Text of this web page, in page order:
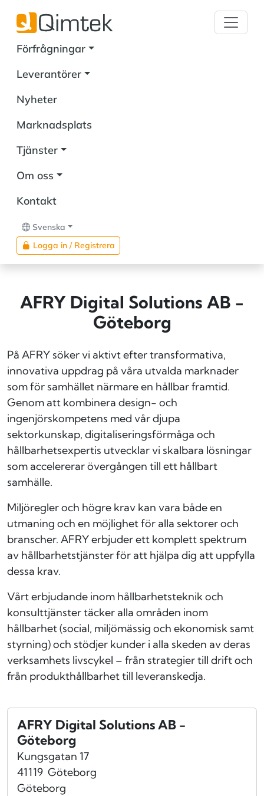
Förfrågningar
Leverantörer
Nyheter
Marknadsplats
Tjänster
Om oss
Kontakt
Svenska
Logga in / Registrera
AFRY Digital Solutions AB -
Göteborg
På AFRY söker vi aktivt efter transformativa,
innovativa uppdrag på våra utvalda marknader
som för samhället närmare en hållbar framtid.
Genom att kombinera design- och
ingenjörskompetens med vår djupa
sektorkunskap, digitaliseringsförmåga och
hållbarhetsexpertis utvecklar vi skalbara lösningar
som accelererar övergången till ett hållbart
samhälle.
Miljöregler och högre krav kan vara både en
utmaning och en möjlighet för alla sektorer och
branscher. AFRY erbjuder ett komplett spektrum
av hållbarhetstjänster för att hjälpa dig att uppfylla
dessa krav.
Vårt erbjudande inom hållbarhetsteknik och
konsulttjänster täcker alla områden inom
hållbarhet (social, miljömässig och ekonomisk samt
styrning) och stödjer kunder i alla skeden av deras
verksamhets livscykel – från strategier till drift och
från produkthållbarhet till leveranskedja.
AFRY Digital Solutions AB -
Göteborg
Kungsgatan 17
41119 Göteborg
Göteborg